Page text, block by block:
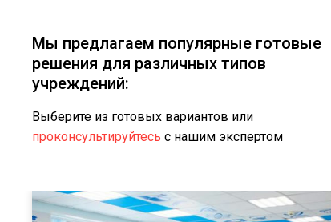
Мы предлагаем популярные готовые
решения для различных типов
учреждений:
Выберите из готовых вариантов или
проконсультируйтесь с нашим экспертом